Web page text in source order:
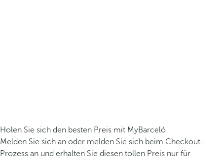
Holen Sie sich den besten Preis mit MyBarceló
Melden Sie sich an oder melden Sie sich beim Checkout-
Prozess an und erhalten Sie diesen tollen Preis nur für